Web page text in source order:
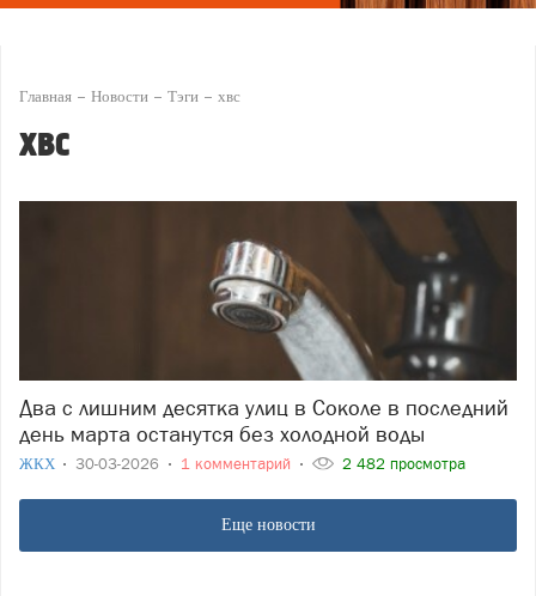
Главная Новости Тэги хвс
хвс
Два с лишним десятка улиц в Соколе в последний
день марта останутся без холодной воды
ЖКХ 30-03-2026 1 комментарий 2 482 просмотра
Еще новости